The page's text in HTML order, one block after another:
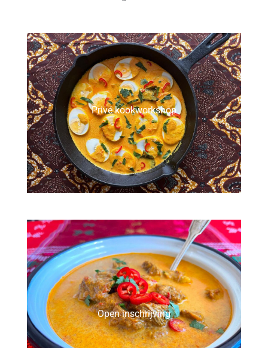
Privé kookworkshop
Open inschrijving